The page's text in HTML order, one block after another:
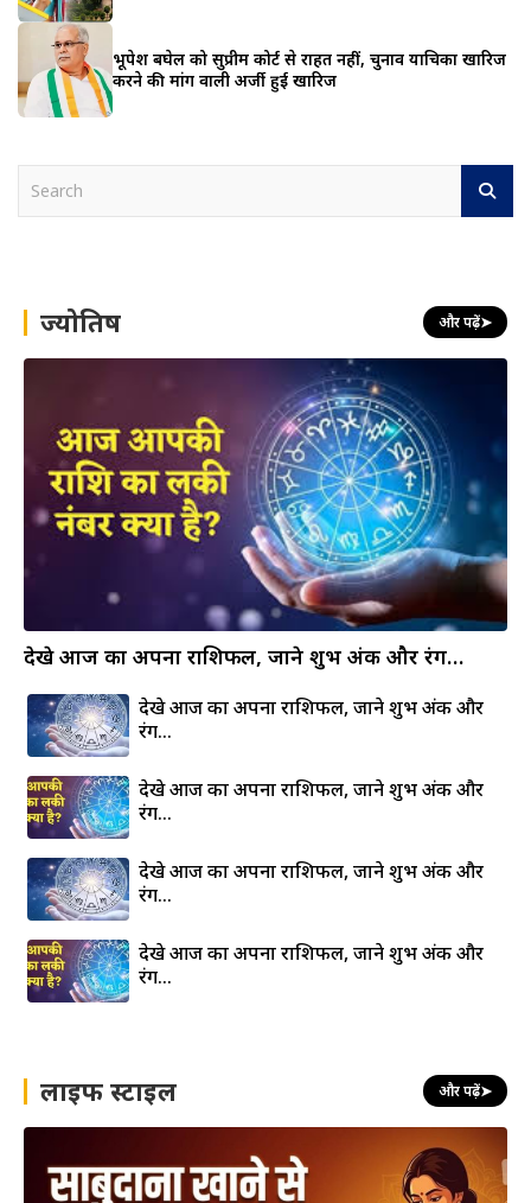
भूपेश बघेल को सुप्रीम कोर्ट से राहत नहीं, चुनाव याचिका खारिज
करने की मांग वाली अर्जी हुई खारिज
h ज्योतिष और पढ़ें➤
देखे आज का अपना राशिफल, जाने शुभ अंक और रंग…
देखे आज का अपना राशिफल, जाने शुभ अंक और
रंग…
देखे आज का अपना राशिफल, जाने शुभ अंक और
रंग…
देखे आज का अपना राशिफल, जाने शुभ अंक और
रंग…
देखे आज का अपना राशिफल, जाने शुभ अंक और
रंग…
लाइफ स्टाइल और पढ़ें➤